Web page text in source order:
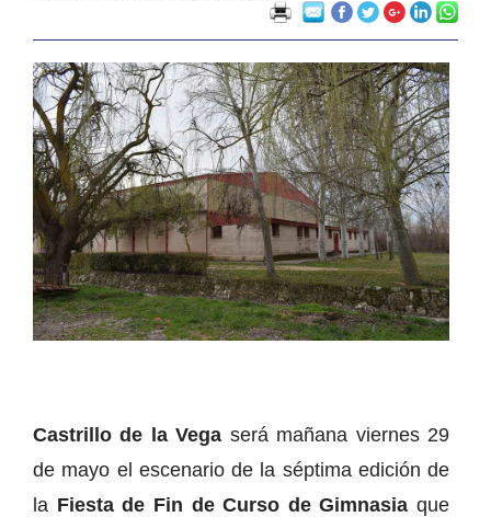
Castrillo de la Vega será mañana viernes 29
de mayo el escenario de la séptima edición de
la Fiesta de Fin de Curso de Gimnasia que